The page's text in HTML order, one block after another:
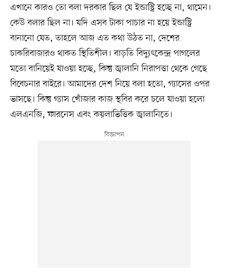
এখানে কারও তো বলা দরকার ছিল যে ইন্ডাস্ট্রি হচ্ছে না, থামেন।
কেউ বলার ছিল না। যদি এসব টাকা পাচার না হয়ে ইন্ডাস্ট্রি
বানানো যেত, তাহলে আজ এত কথা উঠত না, দেশের
চাকরিবাজারও থাকত স্থিতিশীল। বাড়তি বিদ্যুৎকেন্দ্র পাগলের
মতো বানিয়েই যাওয়া হচ্ছে, কিন্তু জ্বালানি নিরাপত্তা থেকে গেছে
বিবেচনার বাইরে। আমাদের দেশ নিয়ে বলা হতো, গ্যাসের ওপর
ভাসছে। কিন্তু গ্যাস খোঁজার কাজ স্থবির করে চলে যাওয়া হলো
এলএনজি, ফারনেস এবং কয়লাভিত্তিক জ্বালানিতে।